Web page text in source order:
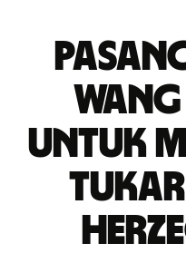
untuk
tukar